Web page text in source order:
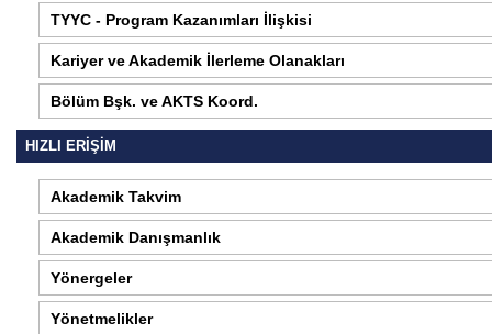
TYYC - Program Kazanımları İlişkisi
Kariyer ve Akademik İlerleme Olanakları
Bölüm Bşk. ve AKTS Koord.
HIZLI ERİŞİM
Akademik Takvim
Akademik Danışmanlık
Yönergeler
Yönetmelikler